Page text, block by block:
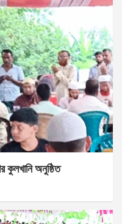
কুলখানি অনুষ্ঠিত